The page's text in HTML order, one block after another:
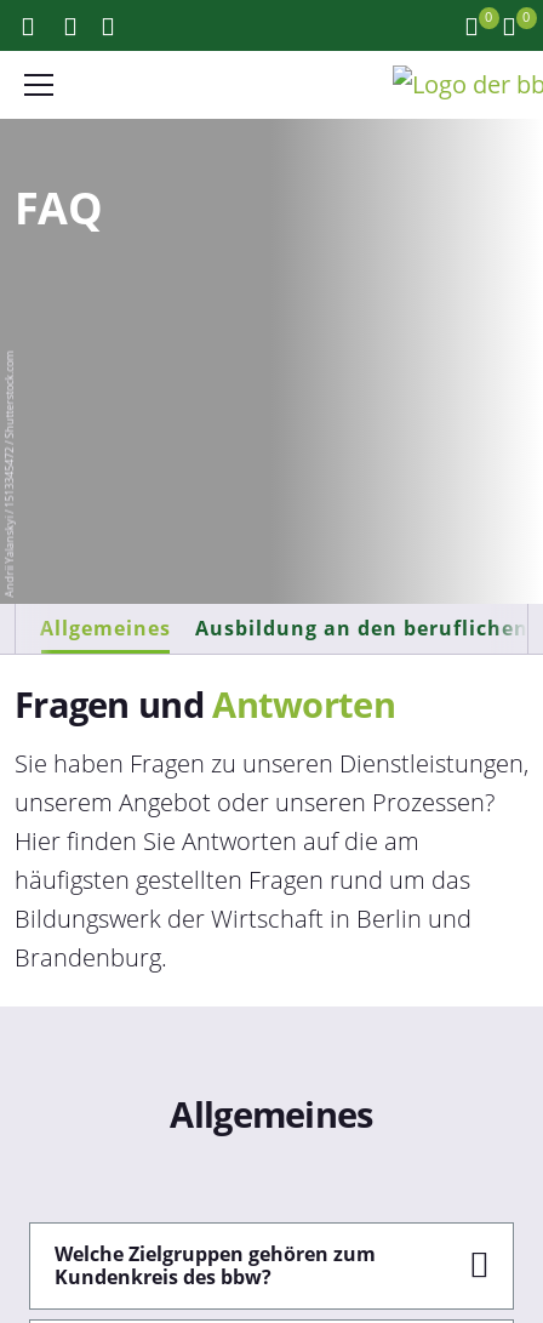
0 0
FAQ
Andrii Yalanskyi / 1513345472 / Shutterstock.com
Allgemeines Ausbildung an den beruflichen
Fragen undAntworten
Sie haben Fragen zu unseren Dienstleistungen,
unserem Angebot oder unseren Prozessen?
Hier finden Sie Antworten auf die am
häufigsten gestellten Fragen rund um das
Bildungswerk der Wirtschaft in Berlin und
Brandenburg.
Allgemeines
Welche Zielgruppen gehören zum
Kundenkreis des bbw?